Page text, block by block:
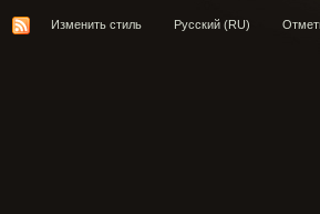
Изменить стиль Русский (RU)